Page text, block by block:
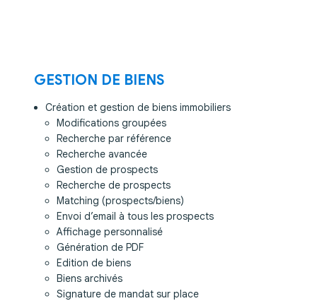
GESTION DE BIENS
Création et gestion de biens immobiliers
Modifications groupées
Recherche par référence
Recherche avancée
Gestion de prospects
Recherche de prospects
Matching (prospects/biens)
Envoi d’email à tous les prospects
Affichage personnalisé
Génération de PDF
Edition de biens
Biens archivés
Signature de mandat sur place